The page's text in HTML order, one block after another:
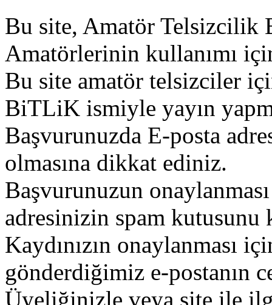
Bu site, Amatör Telsizcilik
Amatörlerinin kullanımı
Bu site amatör telsizciler
BiTLiK ismiyle yayın
Başvurunuzda E-posta
olmasına dikkat ediniz.
Başvurunuzun
adresinizin spam
Kaydınızın onaylanması
gönderdiğimiz e-postanın
Üyeliğinizle veya site ile